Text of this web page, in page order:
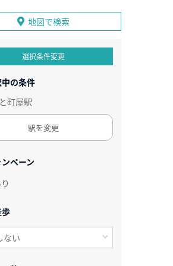
地図で検索
選択条件変更
の条件
町屋駅
駅を変更
ペーン